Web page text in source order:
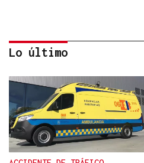
ADVIERTE CONTRA RETORNOS
Unicef asegura que "faltan
menores por registrar" en
Ceuta y pide analizar caso
Lo último